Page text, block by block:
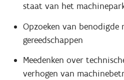
staat van het
Opzoeken van benodigde
gereedschappen
Meedenken over
verhogen van